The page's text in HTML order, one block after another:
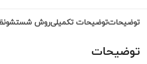
توضیحاتتوضیحات تکمیلیروش شستشو
توضیحات